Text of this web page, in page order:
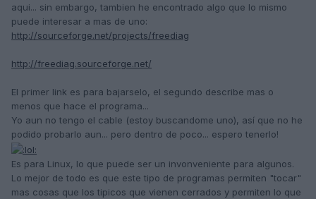
aqui... sin embargo, tambien he encontrado algo que lo mismo
puede interesar a mas de uno:
http://sourceforge.net/projects/freediag
http://freediag.sourceforge.net/
El primer link es para bajarselo, el segundo describe mas o
menos que hace el programa...
Yo aun no tengo el cable (estoy buscandome uno), así que no he
podido probarlo aun... pero dentro de poco... espero tenerlo!
Es para Linux, lo que puede ser un invonveniente para algunos.
Lo mejor de todo es que este tipo de programas permiten "tocar"
mas cosas que los tipicos que vienen cerrados y permiten lo que